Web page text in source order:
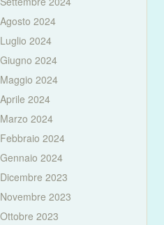
Agosto 2024
Luglio 2024
Giugno 2024
Maggio 2024
Aprile 2024
Marzo 2024
Febbraio 2024
Gennaio 2024
Dicembre 2023
Novembre 2023
Ottobre 2023